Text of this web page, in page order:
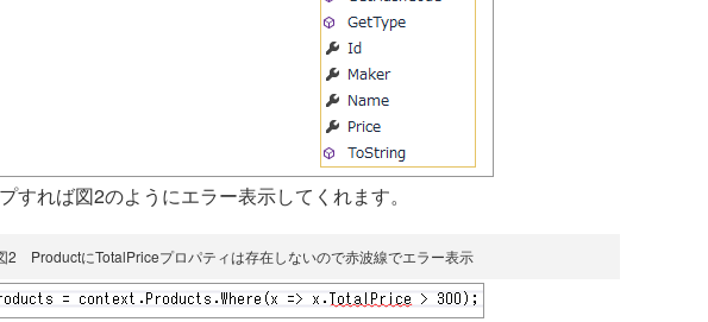
すれば図2のようにエラー表示してくれます。
2 ProductにTotalPriceプロパティは存在しないので赤波線でエラー表示